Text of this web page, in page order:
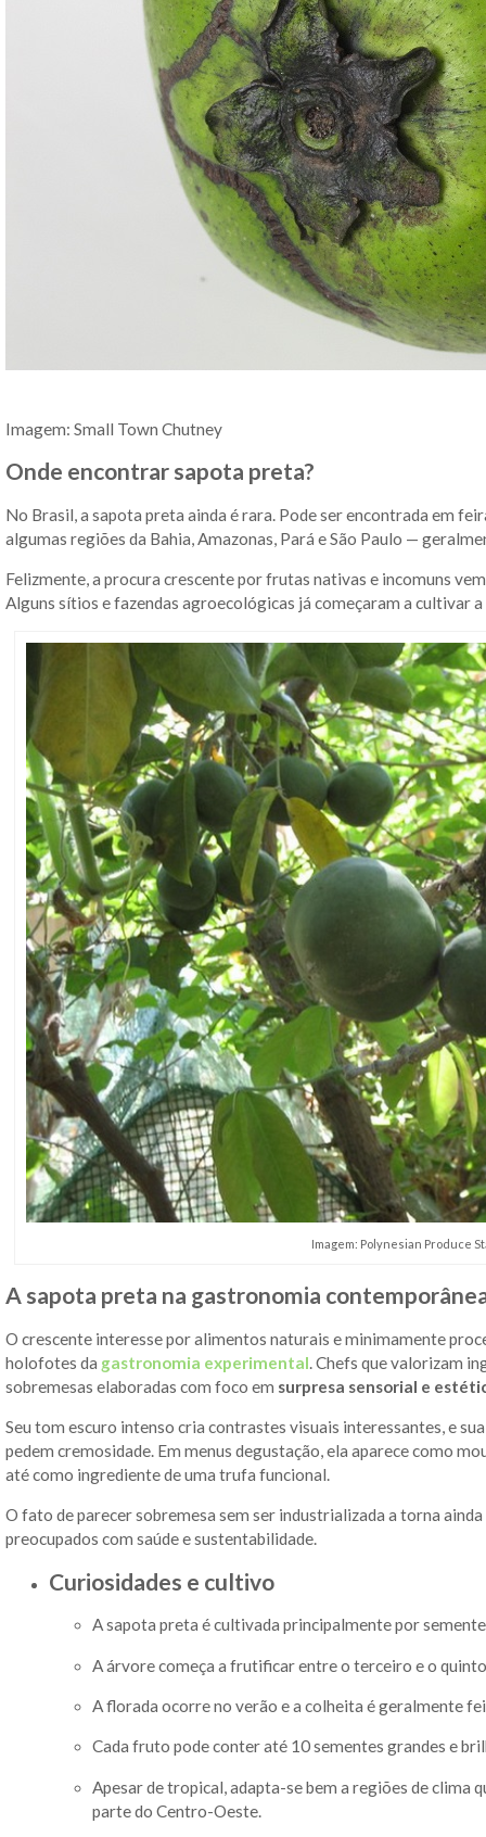
Imagem: Small Town Chutney
Onde encontrar sapota preta?
No Brasil, a sapota preta ainda é rara. Pode ser encontrada em
algumas regiões da Bahia, Amazonas, Pará e São Paulo —
Felizmente, a procura crescente por frutas nativas e incomuns
Alguns sítios e fazendas agroecológicas já começaram a cultivar
Imagem: Polynesian Produce
A sapota preta na gastronomia
O crescente interesse por alimentos naturais e minimamente
holofotes da gastronomia experimental. Chefs que valorizam
sobremesas elaboradas com foco em surpresa sensorial e
Seu tom escuro intenso cria contrastes visuais interessantes, e
pedem cremosidade. Em menus degustação, ela aparece como
até como ingrediente de uma trufa funcional.
O fato de parecer sobremesa sem ser industrializada a torna
preocupados com saúde e sustentabilidade.
Curiosidades e cultivo
A sapota preta é cultivada principalmente por
A árvore começa a frutificar entre o terceiro e o
A florada ocorre no verão e a colheita é geralmente
Cada fruto pode conter até 10 sementes grandes e
Apesar de tropical, adapta-se bem a regiões de clima
parte do Centro-Oeste.